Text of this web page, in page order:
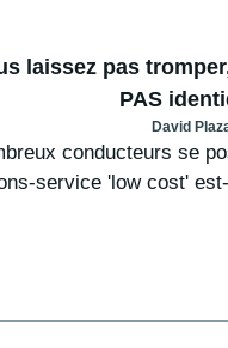
laissez pas
PAS
David
conducteurs se
service 'low cost'